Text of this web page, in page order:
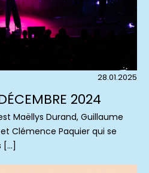
28.01.2025
2024
Maëllys Durand, Guillaume
Clémence Paquier qui se
[…]